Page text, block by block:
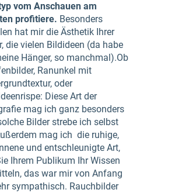
vom Anschauen am
profitiere. Besonders
hat mir die Ästhetik Ihrer
die vielen Bildideen (da habe
Hänger, so manchmal).Ob
Ranunkel mit
oder
Diese Art der
mag ich ganz besonders
Bilder strebe ich selbst
mag ich die ruhige,
und entschleunigte Art,
Ihrem Publikum Ihr Wissen
das war mir von Anfang
sympathisch. Rauchbilder